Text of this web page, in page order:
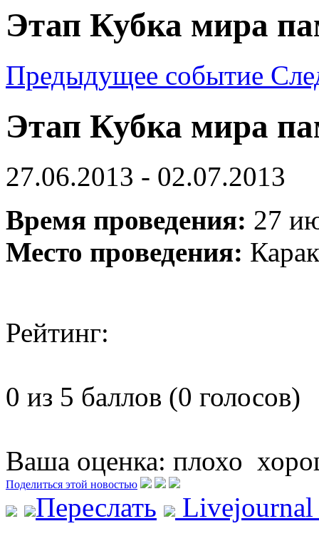
Этап Кубка мира
Предыдущее событие
Этап Кубка мира
27.06.2013 - 02.07.2013
Время проведения: 27
Место проведения:
Рейтинг:
0 из 5 баллов (0 голосов)
Ваша оценка: плохо
Поделиться этой новостью
Переслать